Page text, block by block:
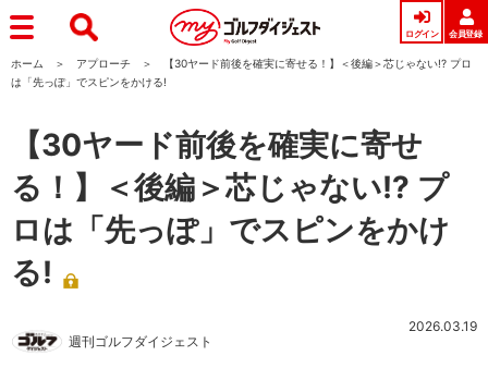
ログイン 会員登録
ホーム アプローチ
【30ヤード前後を確実に寄せる！】＜後編＞芯じゃない!? プロ
は「先っぽ」でスピンをかける!
【30ヤード前後を確実に寄せ
る！】＜後編＞芯じゃない!? プ
ロは「先っぽ」でスピンをかけ
る!
週刊ゴルフダイジェスト
2026.03.19